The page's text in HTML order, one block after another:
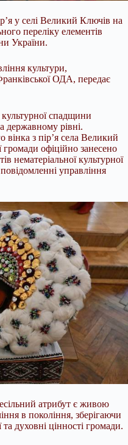
у селі Великий Ключів на
переліку елементів
України.
культури,
ОДА, передає
спадщини
державному рівні.
з пір’я села Великий
громади офіційно занесено
нематеріальної культурної
управління
атрибут є живою
в покоління, зберігаючи
та духовні цінності громади.